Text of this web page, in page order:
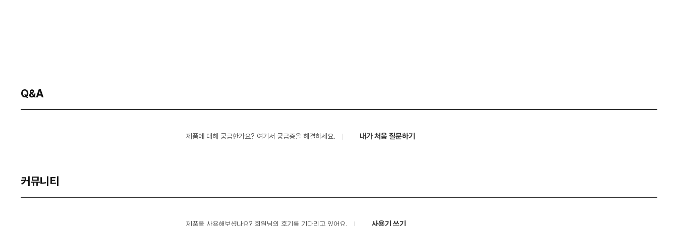
Q&A
제품에 대해 궁금한가요? 여기서 궁금증을 해결하세요. 내가 처음 질문하기
커뮤니티
제품을 사용해보셨나요? 회원님의 후기를 기다리고 있어요. 사용기 쓰기